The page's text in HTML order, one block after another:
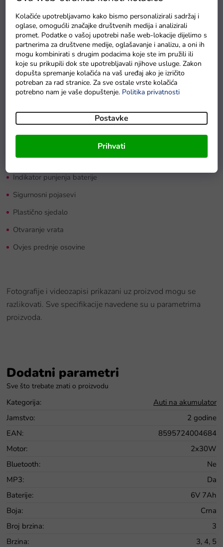
Kolačiće upotrebljavamo kako bismo personalizirali sadržaj i
oglase, omogućili značajke društvenih medija i analizirali
promet. Podatke o vašoj upotrebi naše web-lokacije dijelimo s
partnerima za društvene medije, oglašavanje i analizu, a oni ih
mogu kombinirati s drugim podacima koje ste im pružili ili
koje su prikupili dok ste upotrebljavali njihove usluge. Zakon
dopušta spremanje kolačića na vaš uređaj ako je izričito
potreban za rad stranice. Za sve ostale vrste kolačića
potrebno nam je vaše dopuštenje. Politika privatnosti
Postavke
Prihvati
Vrijeme vožnje: 1-2 sata
Nosivost: 25 kg
4 stupnja brzine DU (3x naprijed - spora/srednja/brza i 1x
unazad)
Oprema:
Glazbeni panel: ulaz MP3, USB
Gumbi za melodije i sirenu
Indikator punjenja baterije
Sigurnosni pojasevi
Plastično sjedalo
Otvaranje vrata
Ovjes prednje osovine
Fotografije i videozapisi prikazani uz proizvod mogu se
razlikovati. Sve specifikacije navedene su u parametrima
proizvoda.
Dodatni parametri
Kategorija:
Auti na akumulator
Jamstvo:
2 godine
EAN:
8595724004684
Motor:
2x30W
Bluetooth:
Ne
MP3:
Da
Baterije:
6V 7Ah
Boja:
Crna
Broj brzina:
3
Brzina:
3, 4, 5